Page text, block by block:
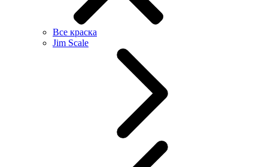
Все краска
Jim Scale